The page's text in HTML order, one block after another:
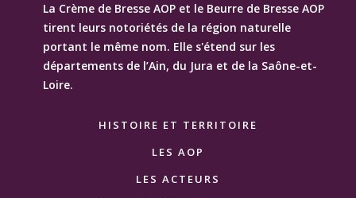
La Crème de Bresse AOP et le Beurre de Bresse AOP
tirent leurs notoriétés de la région naturelle
portant le même nom. Elle s'étend sur les
départements de l’Ain, du Jura et de la Saône-et-
Loire.
HISTOIRE ET TERRITOIRE
LES AOP
LES ACTEURS